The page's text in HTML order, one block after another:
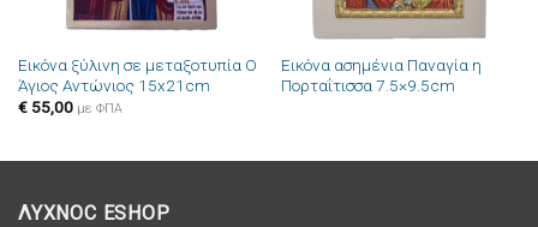
Εικόνα ξύλινη σε μεταξοτυπία Ο
Άγιος Αντώνιος 15x21cm
€55,00 με ΦΠΑ
Εικόνα ασημένια Παναγία η
Πορταΐτισσα 7.5×9.5cm
ΛΥΧΝΟC ESHOP